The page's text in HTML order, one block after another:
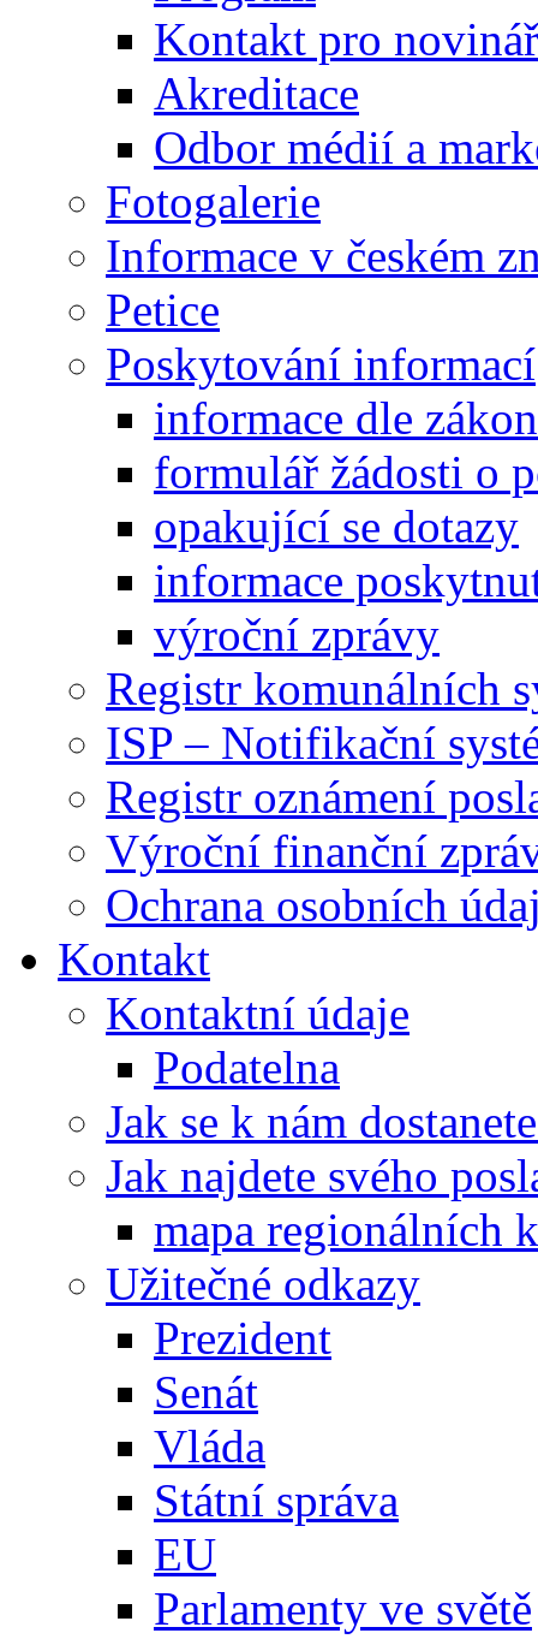
Kontakt pro
Akreditace
Odbor médií a
Fotogalerie
Informace v českém
Petice
Poskytování informací
informace dle
formulář žádosti o
opakující se dotazy
informace
výroční zprávy
Registr komunálních
ISP – Notifikační
Registr oznámení
Výroční finanční
Ochrana osobních
Kontakt
Kontaktní údaje
Podatelna
Jak se k nám
Jak najdete svého
mapa regionálních
Užitečné odkazy
Prezident
Senát
Vláda
Státní správa
EU
Parlamenty ve světě